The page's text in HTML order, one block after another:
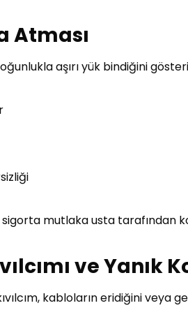
Atması
aşırı yük bindiğini
mutlaka usta tarafından
ve Yanık
kabloların eridiğini veya